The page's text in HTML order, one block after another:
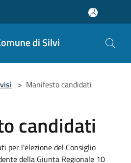
di Silvi
> Manifesto candidati
candidati
per l'elezione del Consiglio
della Giunta Regionale 10